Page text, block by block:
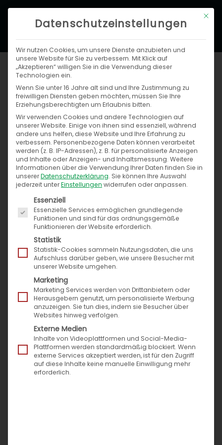
Zum
Bertsch Innovation GmbH
Mastered Automotive Data
Die Lösung „automotivePIM“ von Bertsch
Innovation unterstützt Sie dabei, die steigende
Anzahl an Kommunikationskanälen, die
Komplexität der Ersatzteile und deren
Beziehungen mit Motoren und Fahrzeugen
sowie die wachsende Konkurrenz zwischen OEM
und IAM in den Griff zu bekommen.
automotivePIM im Überblick:
Import, Export und Zuordnung von Daten
(Ersatzteile zu Motoren zu Fahrzeug)
Mit
Datenschutzeinstellungen
Wir nutzen Cookies, um unsere Dienste anzubieten und
unsere Website für Sie zu verbessern. Mit Klick auf
„Akzeptieren“ willigen Sie in die Verwendung dieser
Technologien ein.
Wenn Sie unter 16 Jahre alt sind und Ihre Zustimmung zu
freiwilligen Diensten geben möchten, müssen Sie Ihre
Erziehungsberechtigten um Erlaubnis bitten.
Wir verwenden Cookies und andere Technologien auf
unserer Website. Einige von ihnen sind essenziell, während
andere uns helfen, diese Website und Ihre Erfahrung zu
verbessern. Personenbezogene Daten können verarbeitet
werden (z. B. IP-Adressen), z. B. für personalisierte Anzeigen
und Inhalte oder Anzeigen- und Inhaltsmessung. Weitere
Informationen über die Verwendung Ihrer Daten finden Sie in
unsererDatenschutzerklärung. Sie können Ihre Auswahl
jederzeit unterEinstellungen widerrufen oder anpassen.
Es folgt eine Liste der Service-Gruppen, für die
Essenziell
Essenzielle Services ermöglichen grundlegende
Funktionen und sind für das ordnungsgemäße
Funktionieren der Website erforderlich.
Statistik
Statistik-Cookies sammeln Nutzungsdaten, die uns
Aufschluss darüber geben, wie unsere Besucher mit
unserer Website umgehen.
Marketing
Marketing Services werden von Drittanbietern oder
Herausgebern genutzt, um personalisierte Werbung
anzuzeigen. Sie tun dies, indem sie Besucher über
Websites hinweg verfolgen.
Externe Medien
Inhalte von Videoplattformen und Social-Media-
Plattformen werden standardmäßig blockiert. Wenn
externe Services akzeptiert werden, ist für den Zugriff
auf diese Inhalte keine manuelle Einwilligung mehr
erforderlich.